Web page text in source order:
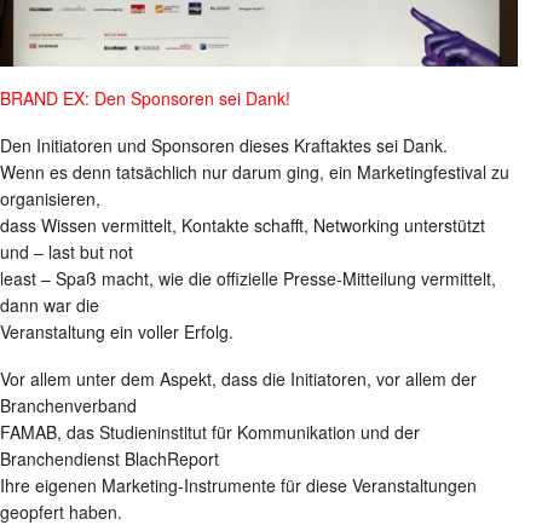
BRAND EX: Den Sponsoren sei Dank!
Den Initiatoren und Sponsoren dieses Kraftaktes sei Dank.
Wenn es denn tatsächlich nur darum ging, ein Marketingfestival zu
organisieren,
dass Wissen vermittelt, Kontakte schafft, Networking unterstützt
und – last but not
least – Spaß macht, wie die offizielle Presse-Mitteilung vermittelt,
dann war die
Veranstaltung ein voller Erfolg.
Vor allem unter dem Aspekt, dass die Initiatoren, vor allem der
Branchenverband
FAMAB, das Studieninstitut für Kommunikation und der
Branchendienst BlachReport
Ihre eigenen Marketing-Instrumente für diese Veranstaltungen
geopfert haben.